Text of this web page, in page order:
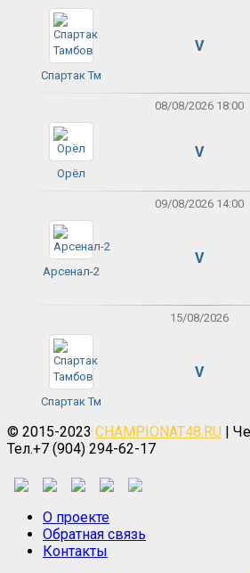
Спартак Тм
V
08/08/2026 18:00
Орёл
V
09/08/2026 14:00
Арсенал-2
V
15/08/2026
Спартак Тм
V
© 2015-2023 CHAMPIONAT48.RU |
Тел.+7 (904) 294-62-17
О проекте
Обратная связь
Контакты